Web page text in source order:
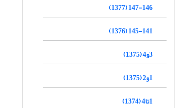
147-146 (1377)
145-141 (1376)
3و4 (1375)
1و2 (1375)
1تا4 (1374)